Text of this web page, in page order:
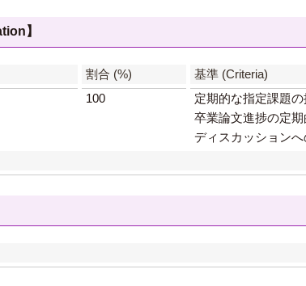
】
割合 (%)
基準 (Criteria)
100
定期的な指定課題
卒業論文進捗の定
ディスカッション